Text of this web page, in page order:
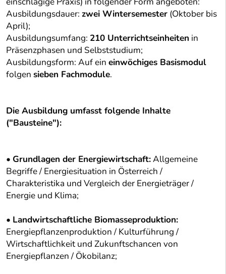
Ausbildungsdauer: zwei Wintersemester (Oktober bis
April);
Ausbildungsumfang: 210 Unterrichtseinheiten in
Präsenzphasen und Selbststudium;
Ausbildungsform: Auf ein einwöchiges Basismodul
folgen sieben Fachmodule.
Die Ausbildung umfasst folgende Inhalte
("Bausteine"):
• Grundlagen der Energiewirtschaft:Allgemeine
Begriffe / Energiesituation in Österreich /
Charakteristika und Vergleich der Energieträger /
Energie und Klima;
• Landwirtschaftliche Biomasseproduktion:
Energiepflanzenproduktion / Kulturführung /
Wirtschaftlichkeit und Zukunftschancen von
Energiepflanzen / Ökobilanz;